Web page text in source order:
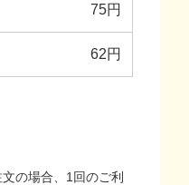
75円
62円
の場合、1回のご利